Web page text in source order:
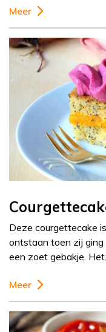
Meer
Deze courgettecake
ontstaan toen zij
een zoet gebakje.
Meer